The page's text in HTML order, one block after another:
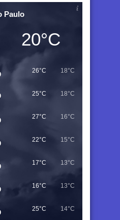
Paulo
20°C
26°C 18°C
25°C 18°C
27°C 16°C
22°C 15°C
17°C 13°C
16°C 13°C
25°C 14°C